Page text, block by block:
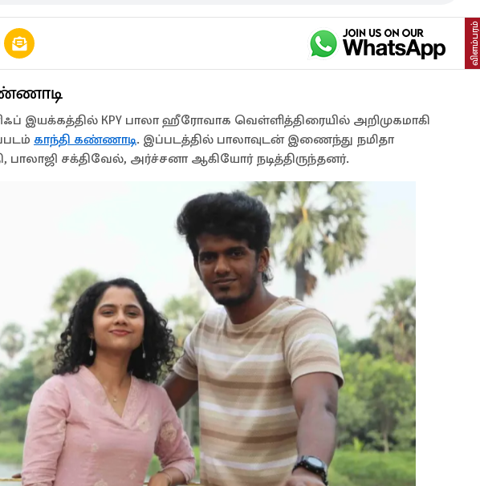
விளம்பரம்
இயக்கத்தில் KPY பாலா ஹீரோவாக வெள்ளித்திரையில் அறிமுகமாகி
காந்தி கண்ணாடி. இப்படத்தில் பாலாவுடன் இணைந்து நமிதா
பாலாஜி சக்திவேல், அர்ச்சனா ஆகியோர் நடித்திருந்தனர்.